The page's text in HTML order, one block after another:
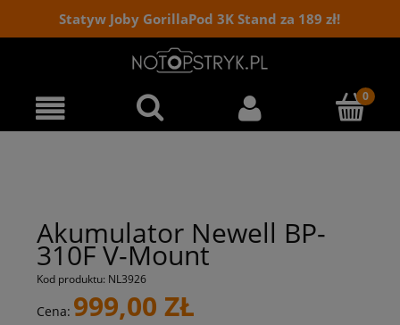
Statyw Joby GorillaPod 3K Stand za 189 zł!
Akumulator Newell BP-
310F V-Mount
Kod produktu: NL3926
Cena: 999,00 ZŁ